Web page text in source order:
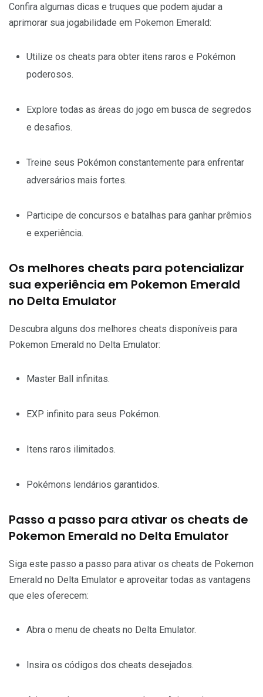
Confira algumas dicas e truques que podem ajudar a
aprimorar sua jogabilidade em Pokemon Emerald:
Utilize os cheats para obter itens raros e Pokémon
poderosos.
Explore todas as áreas do jogo em busca de segredos
e desafios.
Treine seus Pokémon constantemente para enfrentar
adversários mais fortes.
Participe de concursos e batalhas para ganhar prêmios
e experiência.
Os melhores cheats para potencializar
sua experiência em Pokemon Emerald
no Delta Emulator
Descubra alguns dos melhores cheats disponíveis para
Pokemon Emerald no Delta Emulator:
Master Ball infinitas.
EXP infinito para seus Pokémon.
Itens raros ilimitados.
Pokémons lendários garantidos.
Passo a passo para ativar os cheats de
Pokemon Emerald no Delta Emulator
Siga este passo a passo para ativar os cheats de Pokemon
Emerald no Delta Emulator e aproveitar todas as vantagens
que eles oferecem:
Abra o menu de cheats no Delta Emulator.
Insira os códigos dos cheats desejados.